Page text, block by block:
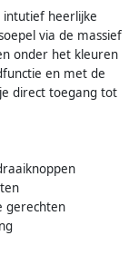
intutief heerlijke
via de massief
onder het kleuren
en met de
direct toegang tot
gerechten